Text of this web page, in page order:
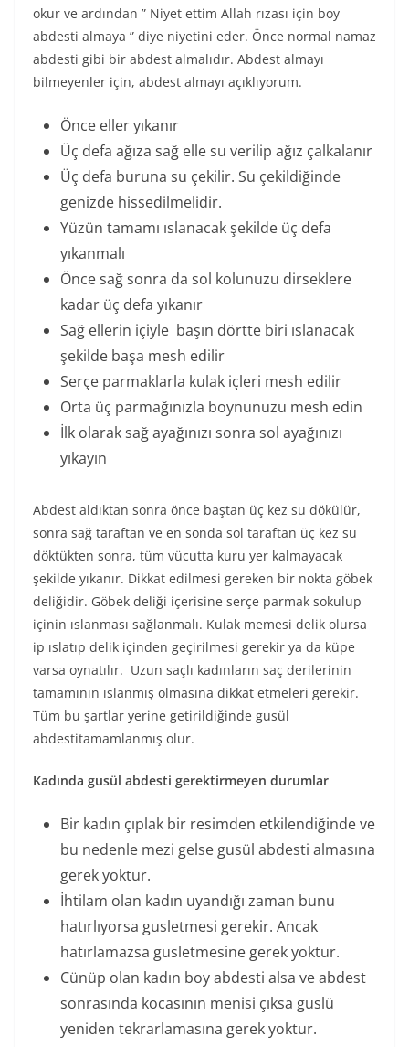
okur ve ardından ” Niyet ettim Allah rızası için boy
abdesti almaya ” diye niyetini eder. Önce normal namaz
abdesti gibi bir abdest almalıdır. Abdest almayı
bilmeyenler için, abdest almayı açıklıyorum.
Önce eller yıkanır
Üç defa ağıza sağ elle su verilip ağız çalkalanır
Üç defa buruna su çekilir. Su çekildiğinde
genizde hissedilmelidir.
Yüzün tamamı ıslanacak şekilde üç defa
yıkanmalı
Önce sağ sonra da sol kolunuzu dirseklere
kadar üç defa yıkanır
Sağ ellerin içiyle başın dörtte biri ıslanacak
şekilde başa mesh edilir
Serçe parmaklarla kulak içleri mesh edilir
Orta üç parmağınızla boynunuzu mesh edin
İlk olarak sağ ayağınızı sonra sol ayağınızı
yıkayın
Abdest aldıktan sonra önce baştan üç kez su dökülür,
sonra sağ taraftan ve en sonda sol taraftan üç kez su
döktükten sonra, tüm vücutta kuru yer kalmayacak
şekilde yıkanır. Dikkat edilmesi gereken bir nokta göbek
deliğidir. Göbek deliği içerisine serçe parmak sokulup
içinin ıslanması sağlanmalı. Kulak memesi delik olursa
ip ıslatıp delik içinden geçirilmesi gerekir ya da küpe
varsa oynatılır. Uzun saçlı kadınların saç derilerinin
tamamının ıslanmış olmasına dikkat etmeleri gerekir.
Tüm bu şartlar yerine getirildiğinde gusül
abdestitamamlanmış olur.
Kadında gusül abdesti gerektirmeyen durumlar
Bir kadın çıplak bir resimden etkilendiğinde ve
bu nedenle mezi gelse gusül abdesti almasına
gerek yoktur.
İhtilam olan kadın uyandığı zaman bunu
hatırlıyorsa gusletmesi gerekir. Ancak
hatırlamazsa gusletmesine gerek yoktur.
Cünüp olan kadın boy abdesti alsa ve abdest
sonrasında kocasının menisi çıksa guslü
yeniden tekrarlamasına gerek yoktur.